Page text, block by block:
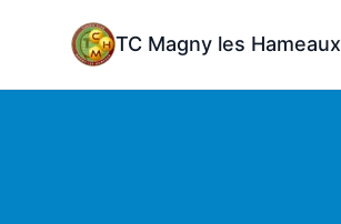
TC Magny les Hameaux